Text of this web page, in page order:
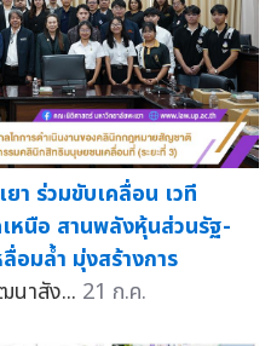
า ร่วมขับเคลื่อน เวที
หนือ สานพลังหุ้นส่วนรัฐ-
อมล้ำ มุ่งสร้างการ
าสัง... 21 ก.ค.